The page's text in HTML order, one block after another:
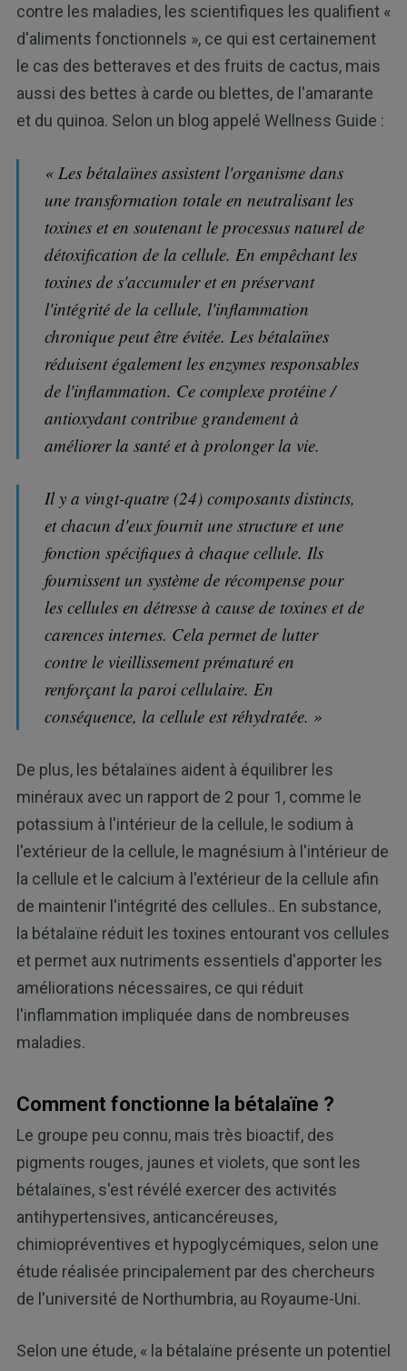
contre les maladies, les scientifiques les qualifient «
d'aliments fonctionnels », ce qui est certainement
le cas des betteraves et des fruits de cactus, mais
aussi des bettes à carde ou blettes, de l'amarante
et du quinoa. Selon un blog appelé Wellness Guide :
« Les bétalaïnes assistent l'organisme dans
une transformation totale en neutralisant les
toxines et en soutenant le processus naturel de
détoxification de la cellule. En empêchant les
toxines de s'accumuler et en préservant
l'intégrité de la cellule, l'inflammation
chronique peut être évitée. Les bétalaïnes
réduisent également les enzymes responsables
de l'inflammation. Ce complexe protéine /
antioxydant contribue grandement à
améliorer la santé et à prolonger la vie.
Il y a vingt-quatre (24) composants distincts,
et chacun d'eux fournit une structure et une
fonction spécifiques à chaque cellule. Ils
fournissent un système de récompense pour
les cellules en détresse à cause de toxines et de
carences internes. Cela permet de lutter
contre le vieillissement prématuré en
renforçant la paroi cellulaire. En
conséquence, la cellule est réhydratée. »
De plus, les bétalaïnes aident à équilibrer les
minéraux avec un rapport de 2 pour 1, comme le
potassium à l'intérieur de la cellule, le sodium à
l'extérieur de la cellule, le magnésium à l'intérieur de
la cellule et le calcium à l'extérieur de la cellule afin
de maintenir l'intégrité des cellules.. En substance,
la bétalaïne réduit les toxines entourant vos cellules
et permet aux nutriments essentiels d'apporter les
améliorations nécessaires, ce qui réduit
l'inflammation impliquée dans de nombreuses
maladies.
Comment fonctionne la bétalaïne ?
Le groupe peu connu, mais très bioactif, des
pigments rouges, jaunes et violets, que sont les
bétalaïnes, s'est révélé exercer des activités
antihypertensives, anticancéreuses,
chimiopréventives et hypoglycémiques, selon une
étude réalisée principalement par des chercheurs
de l'université de Northumbria, au Royaume-Uni.
Selon une étude, « la bétalaïne présente un potentiel